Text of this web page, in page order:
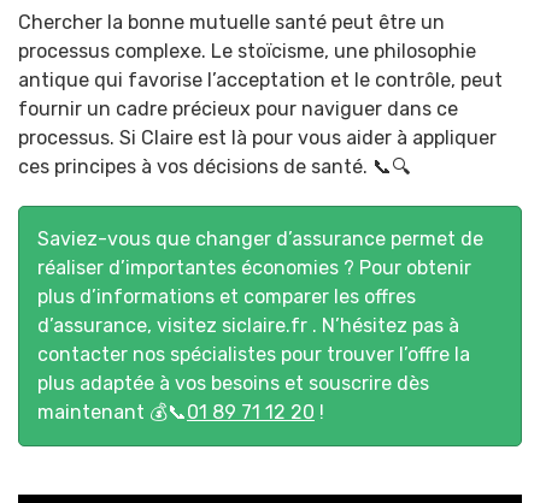
Chercher la bonne mutuelle santé peut être un
processus complexe. Le stoïcisme, une philosophie
antique qui favorise l’acceptation et le contrôle, peut
fournir un cadre précieux pour naviguer dans ce
processus. Si Claire est là pour vous aider à appliquer
ces principes à vos décisions de santé. 📞🔍
Saviez-vous que changer d’assurance permet de
réaliser d’importantes économies ? Pour obtenir
plus d’informations et comparer les offres
d’assurance, visitez siclaire.fr . N’hésitez pas à
contacter nos spécialistes pour trouver l’offre la
plus adaptée à vos besoins et souscrire dès
maintenant 💰📞01 89 71 12 20 !